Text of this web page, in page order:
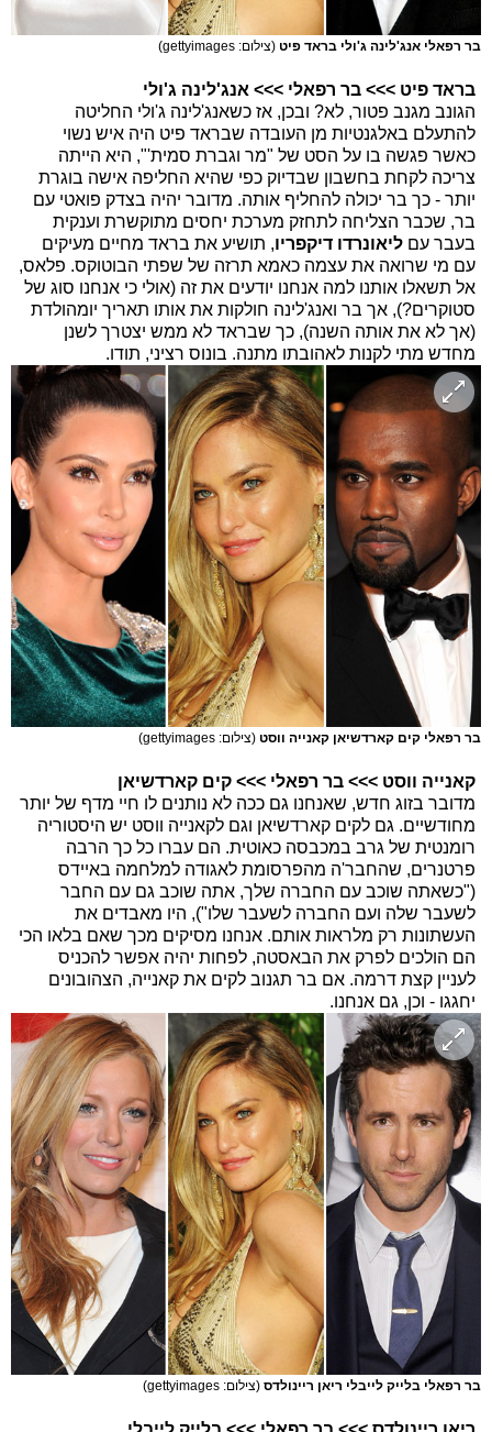
בר רפאלי אנג'לינה ג'ולי בראד פיט (צילום: gettyimages)
בראד פיט >>> בר רפאלי >>> אנג'לינה ג'ולי
הגונב מגנב פטור, לא? ובכן, אז כשאנג'לינה ג'ולי החליטה
להתעלם באלגנטיות מן העובדה שבראד פיט היה איש נשוי
כאשר פגשה בו על הסט של "מר וגברת סמית'", היא הייתה
צריכה לקחת בחשבון שבדיוק כפי שהיא החליפה אישה בוגרת
יותר - כך בר יכולה להחליף אותה. מדובר יהיה בצדק פואטי עם
בר, שכבר הצליחה לתחזק מערכת יחסים מתוקשרת וענקית
בעבר עם ליאונרדו דיקפריו, תושיע את בראד מחיים מעיקים
עם מי שרואה את עצמה כאמא תרזה של שפתי הבוטוקס. פלאס,
אל תשאלו אותנו למה אנחנו יודעים את זה (אולי כי אנחנו סוג של
סטוקרים?), אך בר ואנג'לינה חולקות את אותו תאריך יומהולדת
(אך לא את אותה השנה), כך שבראד לא ממש יצטרך לשנן
מחדש מתי לקנות לאהובתו מתנה. בונוס רציני, תודו.
בר רפאלי קים קארדשיאן קאנייה ווסט (צילום: gettyimages)
קאנייה ווסט >>> בר רפאלי >>> קים קארדשיאן
מדובר בזוג חדש, שאנחנו גם ככה לא נותנים לו חיי מדף של יותר
מחודשיים. גם לקים קארדשיאן וגם לקאנייה ווסט יש היסטוריה
רומנטית של גרב במכבסה כאוטית. הם עברו כל כך הרבה
פרטנרים, שהחבר'ה מהפרסומת לאגודה למלחמה באיידס
("כשאתה שוכב עם החברה שלך, אתה שוכב גם עם החבר
לשעבר שלה ועם החברה לשעבר שלו"), היו מאבדים את
העשתונות רק מלראות אותם. אנחנו מסיקים מכך שאם בלאו הכי
הם הולכים לפרק את הבאסטה, לפחות יהיה אפשר להכניס
לעניין קצת דרמה. אם בר תגנוב לקים את קאנייה, הצהובונים
יחגגו - וכן, גם אנחנו.
בר רפאלי בלייק לייבלי ריאן ריינולדס (צילום: gettyimages)